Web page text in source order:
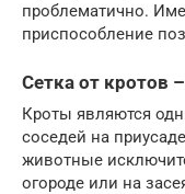
проблематично.
приспособление
Сетка от кротов
Кроты являются
соседей на
животные
огороде или на